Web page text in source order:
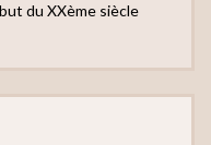
du XXème siècle